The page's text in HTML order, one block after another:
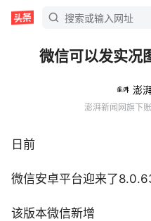
微信可以发实况
澎湃新闻网旗下
日前
微信安卓平台迎来了
该版本微信新增